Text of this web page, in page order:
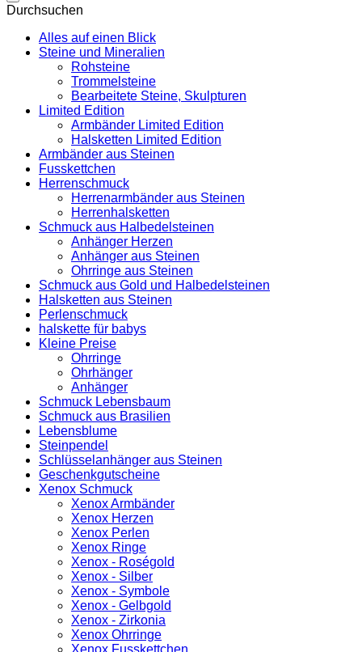
Durchsuchen
Alles auf einen Blick
Steine und Mineralien
Rohsteine
Trommelsteine
Bearbeitete Steine, Skulpturen
Limited Edition
Armbänder Limited Edition
Halsketten Limited Edition
Armbänder aus Steinen
Fusskettchen
Herrenschmuck
Herrenarmbänder aus Steinen
Herrenhalsketten
Schmuck aus Halbedelsteinen
Anhänger Herzen
Anhänger aus Steinen
Ohrringe aus Steinen
Schmuck aus Gold und Halbedelsteinen
Halsketten aus Steinen
Perlenschmuck
halskette für babys
Kleine Preise
Ohrringe
Ohrhänger
Anhänger
Schmuck Lebensbaum
Schmuck aus Brasilien
Lebensblume
Steinpendel
Schlüsselanhänger aus Steinen
Geschenkgutscheine
Xenox Schmuck
Xenox Armbänder
Xenox Herzen
Xenox Perlen
Xenox Ringe
Xenox - Roségold
Xenox - Silber
Xenox - Symbole
Xenox - Gelbgold
Xenox - Zirkonia
Xenox Ohrringe
Xenox Fusskettchen